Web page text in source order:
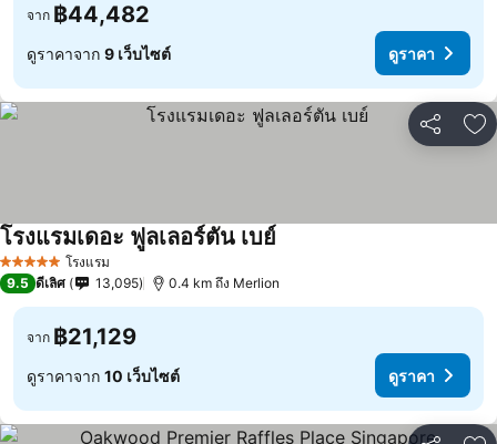
จาก ฿44,482
ดูราคาจาก 9 เว็บไซต์ ดูราคา
แชร์ เ
5 ดาว โรงแรม
โรงแรมเดอะ ฟูลเลอร์ตัน เบย์
9.5 ดีเลิศ 13,095 0.4 km ถึง Merlion
จาก ฿21,129
ดูราคาจาก 10 เว็บไซต์ ดูราคา